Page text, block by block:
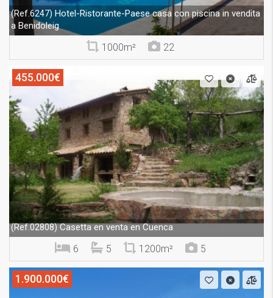
(Ref.6247) Hotel-Ristorante-Paese casa con piscina in vendita
a Benidoleig
1000m² 22
455.000€
(Ref.02808)Casetta en venta en Cuenca
6 5 1200m² 5
1.900.000€